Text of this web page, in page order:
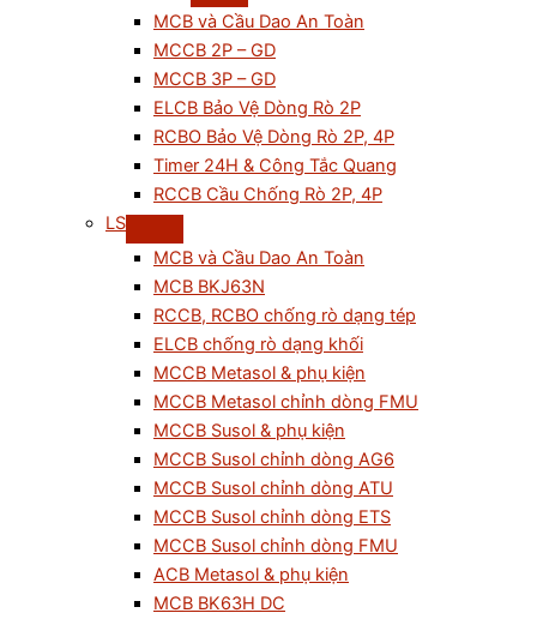
MCB và Cầu Dao An Toàn
MCCB 2P – GD
MCCB 3P – GD
ELCB Bảo Vệ Dòng Rò 2P
RCBO Bảo Vệ Dòng Rò 2P, 4P
Timer 24H & Công Tắc Quang
RCCB Cầu Chống Rò 2P, 4P
LS
MCB và Cầu Dao An Toàn
MCB BKJ63N
RCCB, RCBO chống rò dạng tép
ELCB chống rò dạng khối
MCCB Metasol & phụ kiện
MCCB Metasol chỉnh dòng FMU
MCCB Susol & phụ kiện
MCCB Susol chỉnh dòng AG6
MCCB Susol chỉnh dòng ATU
MCCB Susol chỉnh dòng ETS
MCCB Susol chỉnh dòng FMU
ACB Metasol & phụ kiện
MCB BK63H DC